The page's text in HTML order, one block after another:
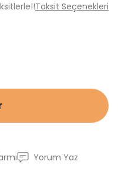
Taksit Seçenekleri
Yorum Yaz